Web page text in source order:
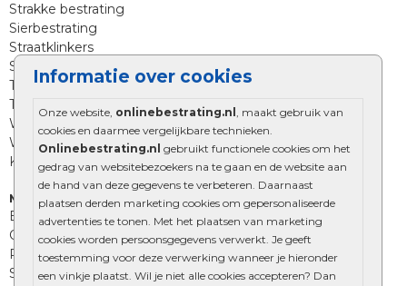
Informatie over cookies
Onze website, onlinebestrating.nl , maakt gebruik van
cookies en daarmee vergelijkbare technieken.
Onlinebestrating.nl gebruikt functionele cookies om het
gedrag van websitebezoekers na te gaan en de website aan
de hand van deze gegevens te verbeteren. Daarnaast
plaatsen derden marketing cookies om gepersonaliseerde
advertenties te tonen. Met het plaatsen van marketing
cookies worden persoonsgegevens verwerkt. Je geeft
toestemming voor deze verwerking wanneer je hieronder
een vinkje plaatst. Wil je niet alle cookies accepteren? Dan
Strakke bestrating
Sierbestrating
Straatklinkers
Straatstenen
Trommelstenen
Tuinstenen
Waalformaat
Wildverband bestrating
Kingstones
Muurelementen
Betonbielzen
Opsluitbanden
Palissades
Stapelblokken